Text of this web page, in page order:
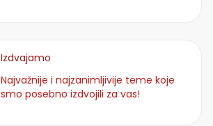
Izdvajamo
Najvažnije i najzanimljivije teme koje
smo posebno izdvojili za vas!